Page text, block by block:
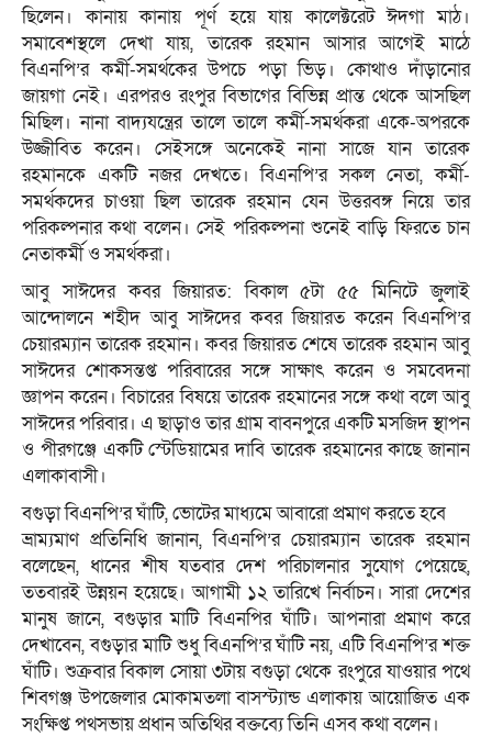
ছিলেন। কানায় কানায় পূর্ণ হয়ে যায় কালেক্টরেট ঈদগা মাঠ।
সমাবেশস্থলে দেখা যায়, তারেক রহমান আসার আগেই মাঠে
বিএনপি’র কর্মী-সমর্থকের উপচে পড়া ভিড়। কোথাও দাঁড়ানোর
জায়গা নেই। এরপরও রংপুর বিভাগের বিভিন্ন প্রান্ত থেকে আসছিল
মিছিল। নানা বাদ্যযন্ত্রের তালে তালে কর্মী-সমর্থকরা একে-অপরকে
উজ্জীবিত করেন। সেইসঙ্গে অনেকেই নানা সাজে যান তারেক
রহমানকে একটি নজর দেখতে। বিএনপি’র সকল নেতা, কর্মী-
সমর্থকদের চাওয়া ছিল তারেক রহমান যেন উত্তরবঙ্গ নিয়ে তার
পরিকল্পনার কথা বলেন। সেই পরিকল্পনা শুনেই বাড়ি ফিরতে চান
নেতাকর্মী ও সমর্থকরা।
আবু সাঈদের কবর জিয়ারত: বিকাল ৫টা ৫৫ মিনিটে জুলাই
আন্দোলনে শহীদ আবু সাঈদের কবর জিয়ারত করেন বিএনপি’র
চেয়ারম্যান তারেক রহমান। কবর জিয়ারত শেষে তারেক রহমান আবু
সাঈদের শোকসন্তপ্ত পরিবারের সঙ্গে সাক্ষাৎ করেন ও সমবেদনা
জ্ঞাপন করেন। বিচারের বিষয়ে তারেক রহমানের সঙ্গে কথা বলে আবু
সাঈদের পরিবার। এ ছাড়াও তার গ্রাম বাবনপুরে একটি মসজিদ স্থাপন
ও পীরগঞ্জে একটি স্টেডিয়ামের দাবি তারেক রহমানের কাছে জানান
এলাকাবাসী।
বগুড়া বিএনপি’র ঘাঁটি, ভোটের মাধ্যমে আবারো প্রমাণ করতে হবে
ভ্রাম্যমাণ প্রতিনিধি জানান, বিএনপি’র চেয়ারম্যান তারেক রহমান
বলেছেন, ধানের শীষ যতবার দেশ পরিচালনার সুযোগ পেয়েছে,
ততবারই উন্নয়ন হয়েছে। আগামী ১২ তারিখে নির্বাচন। সারা দেশের
মানুষ জানে, বগুড়ার মাটি বিএনপির ঘাঁটি। আপনারা প্রমাণ করে
দেখাবেন, বগুড়ার মাটি শুধু বিএনপি’র ঘাঁটি নয়, এটি বিএনপি’র শক্ত
ঘাঁটি। শুক্রবার বিকাল সোয়া ৩টায় বগুড়া থেকে রংপুরে যাওয়ার পথে
শিবগঞ্জ উপজেলার মোকামতলা বাসস্ট্যান্ড এলাকায় আয়োজিত এক
সংক্ষিপ্ত পথসভায় প্রধান অতিথির বক্তব্যে তিনি এসব কথা বলেন।